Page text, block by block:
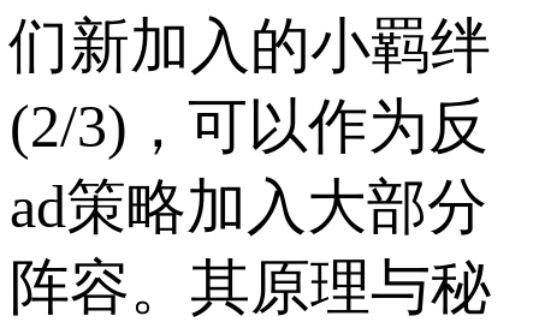
们新加入的小羁绊
(2/3)，可以作为反
ad策略加入大部分
阵容。其原理与秘